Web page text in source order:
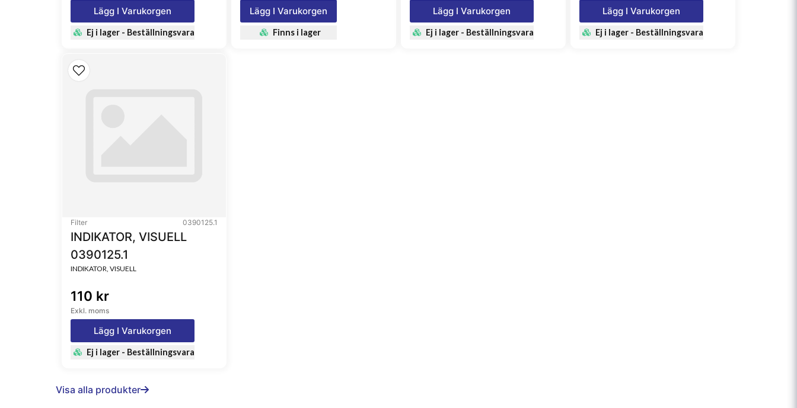
Lägg I Varukorgen
Ej i lager - Beställningsvara
Lägg I Varukorgen
Finns i lager
Lägg I Varukorgen
Ej i lager - Beställningsvara
Lägg I Varukorgen
Ej i lager - Beställningsvara
Filter 0390125.1
INDIKATOR, VISUELL
0390125.1
INDIKATOR, VISUELL
110 kr
Exkl. moms
Lägg I Varukorgen
Ej i lager - Beställningsvara
Visa alla produkter